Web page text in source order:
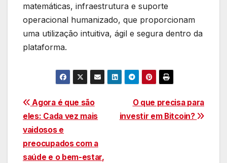
matemáticas, infraestrutura e suporte
operacional humanizado, que proporcionam
uma utilização intuitiva, ágil e segura dentro da
plataforma.
Navegação
de
Post
O que precisa para
investir em Bitcoin?
Agora é que são
eles: Cada vez mais
vaidosos e
preocupados com a
saúde e o bem-estar,